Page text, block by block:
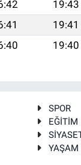
19:43
19:41
19:40
SPOR
EĞİTİM
YAŞAM